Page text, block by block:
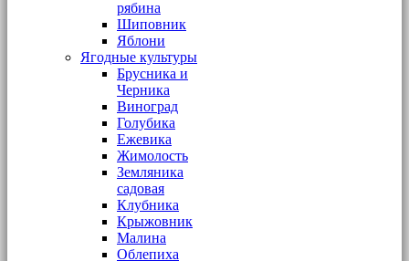
рябина
Шиповник
Яблони
Ягодные культуры
Брусника и
Черника
Виноград
Голубика
Ежевика
Жимолость
Земляника
садовая
Клубника
Крыжовник
Малина
Облепиха